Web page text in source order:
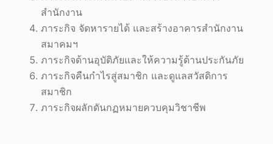
สำนักงาน
ภาระกิจ จัดหารายได้ และสร้างอาคารสำนักงาน
สมาคมฯ
ภาระกิจด้านอุบัติภัยและให้ความรู้ด้านประกันภัย
ภาระกิจคืนกำไรสู่สมาชิก และดูแลสวัสดิการ
สมาชิก
ภาระกิจผลักดันกฏหมายควบคุมวิชาชีพ